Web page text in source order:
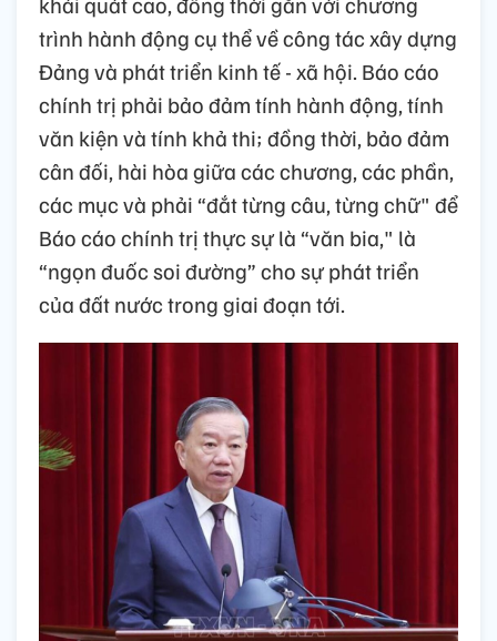
trình hành động cụ thể về công tác xây dựng
Đảng và phát triển kinh tế - xã hội. Báo cáo
chính trị phải bảo đảm tính hành động, tính
văn kiện và tính khả thi; đồng thời, bảo đảm
cân đối, hài hòa giữa các chương, các phần,
các mục và phải “đắt từng câu, từng chữ" để
Báo cáo chính trị thực sự là “văn bia," là
“ngọn đuốc soi đường” cho sự phát triển
của đất nước trong giai đoạn tới.